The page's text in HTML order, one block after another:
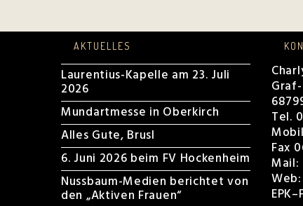
AKTUELLES
Laurentius-Kapelle am 23. Juli
2026
Mundartmesse in Oberkirch
Alles Gute, Brusl
6. Juni 2026 beim FV Hockenheim
Nussbaum-Medien berichtet von
den „Aktiven Frauen“
Tel.
Fax
Mail:
Web:
EPK–